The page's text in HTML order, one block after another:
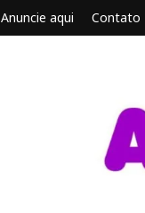
Anuncie aqui Contato